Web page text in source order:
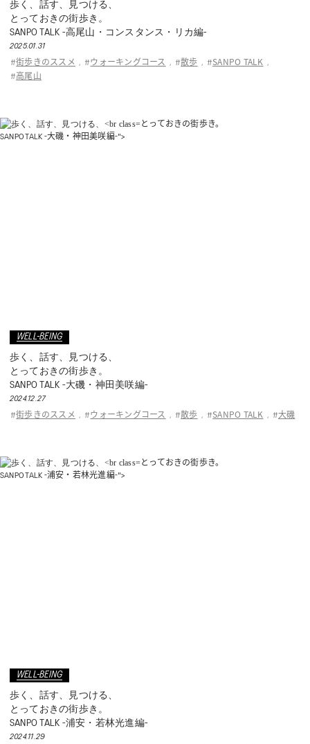
歩く、話す、見つける、
とっておきの街歩き。
SANPO TALK -高尾山・コンスタンス・リカ編-
2025.01.31
#街歩きのススメ , # ウォーキングコース , #散歩 , # SANPO TALK
,
# 高尾山
とっておきの街歩き。
SANPO TALK -大磯・神田美咲編-">
WELL-BEING
歩く、話す、見つける、
とっておきの街歩き。
SANPO TALK -大磯・神田美咲編-
2024.12.27
#街歩きのススメ , # ウォーキングコース , #散歩 , # SANPO TALK , #大磯
とっておきの街歩き。
SANPO TALK -浦安・若林光進編-">
WELL-BEING
歩く、話す、見つける、
とっておきの街歩き。
SANPO TALK -浦安・若林光進編-
2024.11.29